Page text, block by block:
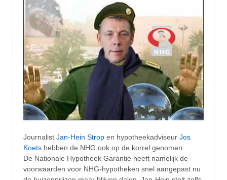
Journalist Jan-Hein Strop en hypotheekadviseur Jos
Koets hebben de NHG ook op de korrel genomen.
De Nationale Hypotheek Garantie heeft namelijk de
voorwaarden voor NHG-hypotheken snel aangepast nu